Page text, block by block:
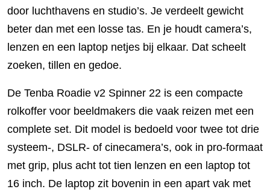
door luchthavens en studio’s. Je verdeelt gewicht
beter dan met een losse tas. En je houdt camera’s,
lenzen en een laptop netjes bij elkaar. Dat scheelt
zoeken, tillen en gedoe.
De Tenba Roadie v2 Spinner 22 is een compacte
rolkoffer voor beeldmakers die vaak reizen met een
complete set. Dit model is bedoeld voor twee tot drie
systeem-, DSLR- of cinecamera’s, ook in pro-formaat
met grip, plus acht tot tien lenzen en een laptop tot
16 inch. De laptop zit bovenin in een apart vak met